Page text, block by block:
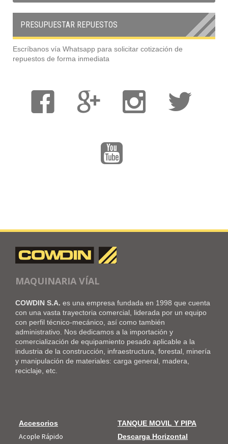
PRESUPUESTAR REPUESTOS
Escríbanos vía Whatsapp para solicitar cotización de
repuestos de forma inmediata
MAQUINARIA VÍAL
COWDIN S.A. es una empresa fundada en 1998 que cuenta
con una vasta trayectoria comercial, liderada por un equipo
con perfil técnico-mecánico, así como también
administrativo. Nos dedicamos a la importación y
comercialización de equipamiento pesado aplicable a la
industria de la construcción, infraestructura, forestal, minería
y manipulación de materiales: carga general, madera,
reciclaje, etc.
Accesorios
Acople Rápido
TANQUE MOVIL Y PIPA
Descarga Horizontal